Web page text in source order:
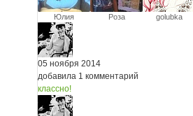
Юлия
Рощенюк
Роза
golubka
05 ноября 2014
добавила 1 комментарий
классно!